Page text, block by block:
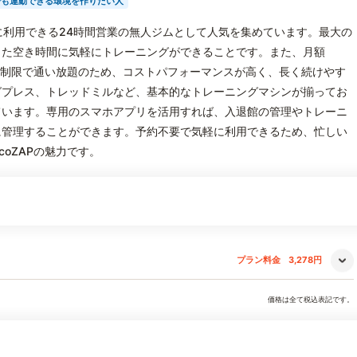
用できる24時間営業の無人ジムとして人気を集めています。最大の
空き時間に気軽にトレーニングができることです。また、月額
で通い放題のため、コストパフォーマンスが高く、長く続けやす
レス、トレッドミルなど、基本的なトレーニングマシンが揃ってお
ます。専用のスマホアプリを活用すれば、入退館の管理やトレーニ
理することができます。予約不要で気軽に利用できるため、忙しい
の魅力です。
プラン料金 3,278円
価格は全て税込表記です。